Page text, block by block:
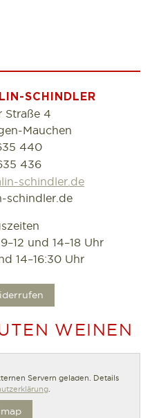
SCHINDLER
Straße 4
Mauchen
440
436
schindler.de
schindler.de
und 14–18 Uhr
14–16:30 Uhr
WEINEN
Servern geladen. Details